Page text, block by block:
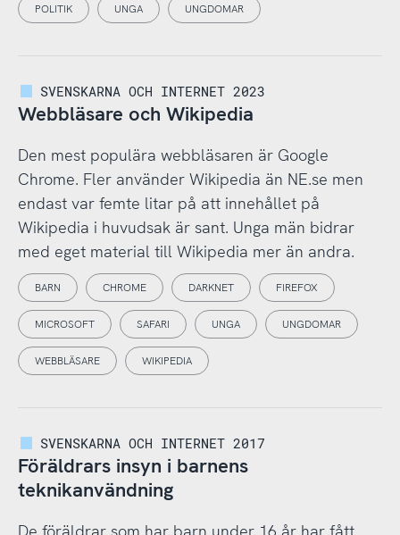
POLITIK UNGA UNGDOMAR
SVENSKARNA OCH INTERNET 2023
Webbläsare och Wikipedia
Den mest populära webbläsaren är Google
Chrome. Fler använder Wikipedia än NE.se men
endast var femte litar på att innehållet på
Wikipedia i huvudsak är sant. Unga män bidrar
med eget material till Wikipedia mer än andra.
BARN CHROME DARKNET FIREFOX
MICROSOFT SAFARI UNGA UNGDOMAR
WEBBLÄSARE WIKIPEDIA
SVENSKARNA OCH INTERNET 2017
Föräldrars insyn i barnens
teknikanvändning